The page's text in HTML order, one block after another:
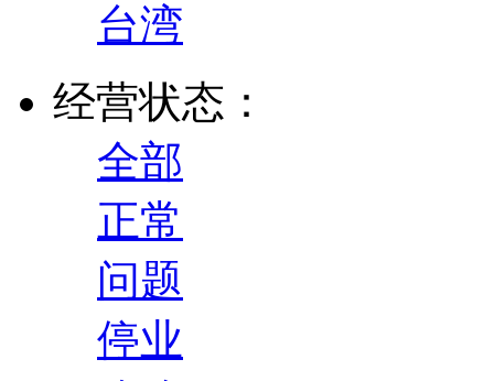
台湾
经营状态：
全部
正常
问题
停业